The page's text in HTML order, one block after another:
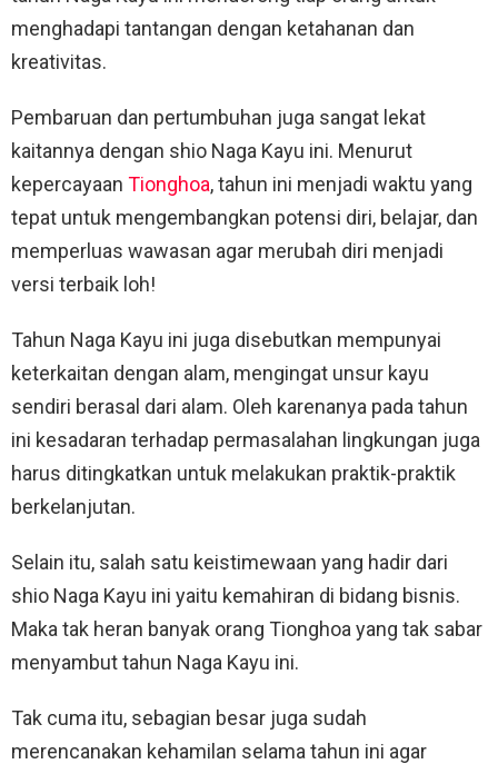
menghadapi tantangan dengan ketahanan dan
kreativitas.
Pembaruan dan pertumbuhan juga sangat lekat
kaitannya dengan shio Naga Kayu ini. Menurut
kepercayaan Tionghoa, tahun ini menjadi waktu yang
tepat untuk mengembangkan potensi diri, belajar, dan
memperluas wawasan agar merubah diri menjadi
versi terbaik loh!
Tahun Naga Kayu ini juga disebutkan mempunyai
keterkaitan dengan alam, mengingat unsur kayu
sendiri berasal dari alam. Oleh karenanya pada tahun
ini kesadaran terhadap permasalahan lingkungan juga
harus ditingkatkan untuk melakukan praktik-praktik
berkelanjutan.
Selain itu, salah satu keistimewaan yang hadir dari
shio Naga Kayu ini yaitu kemahiran di bidang bisnis.
Maka tak heran banyak orang Tionghoa yang tak sabar
menyambut tahun Naga Kayu ini.
Tak cuma itu, sebagian besar juga sudah
merencanakan kehamilan selama tahun ini agar